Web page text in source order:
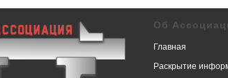
Об
Главная
Раскрытие